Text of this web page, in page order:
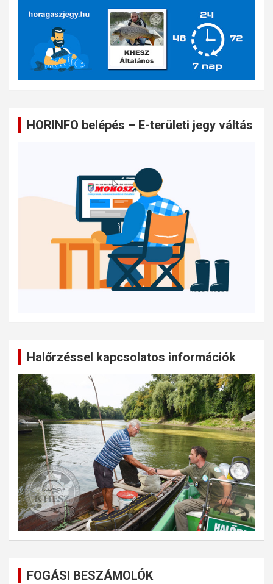
HORINFO belépés – E-területi jegy váltás
Halőrzéssel kapcsolatos információk
FOGÁSI BESZÁMOLÓK